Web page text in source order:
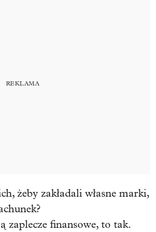
żeby zakładali własne marki,
zaplecze finansowe, to tak.